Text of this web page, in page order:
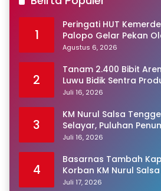
1
Peringati HUT
Palopo Gelar Pekan
Warga Binaan
Agustus 6, 2026
2
Tanam 2.400 Bibit
Luwu Bidik Sentra
Juli 16, 2026
3
KM Nurul Salsa
Selayar, Puluhan
Juli 16, 2026
4
Basarnas Tambah
Korban KM Nurul
Juli 17, 2026